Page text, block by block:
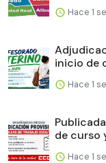
Hace 1
inicio de
Hace 1
de curso
Hace 1